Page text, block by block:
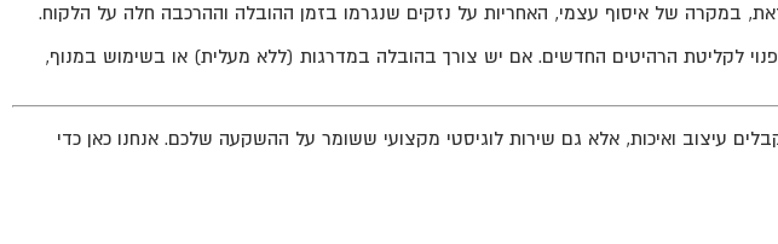
במקרה של איסוף עצמי, האחריות על נזקים שנגרמו בזמן ההובלה וההרכבה חלה על הלקוח.
לקליטת הרהיטים החדשים. אם יש צורך בהובלה במדרגות (ללא מעלית) או בשימוש במנוף,
עיצוב ואיכות, אלא גם שירות לוגיסטי מקצועי ששומר על ההשקעה שלכם. אנחנו כאן כדי